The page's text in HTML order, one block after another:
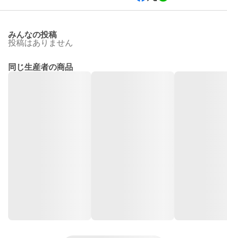
みんなの投稿
投稿はありません
同じ生産者の商品